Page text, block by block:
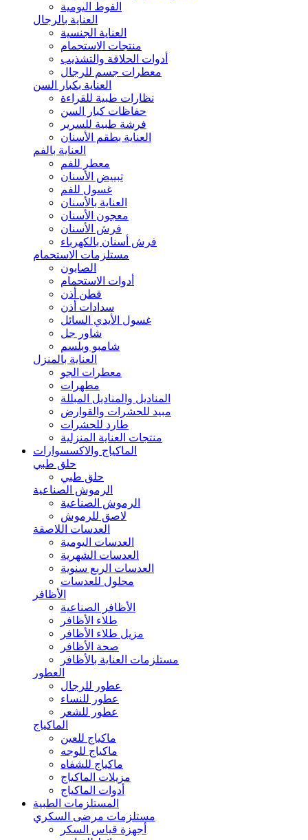
الفوط اليومية
العناية بالرجال
العناية الجنسية
منتجات الاستحمام
أدوات الحلاقة والتشذيب
معطرات جسم للرجال
العناية بكبار السن
نظارات طبية للقراءة
حفاظات كبار السن
فرشة طبية للسرير
العناية بطقم الأسنان
العناية بالفم
معطر للفم
تبييض الأسنان
غسول للفم
العناية بالأسنان
معجون الأسنان
فرش الأسنان
فرش أسنان بالكهرباء
مستلزمات الاستحمام
الصابون
أدوات الاستحمام
قطن أذن
سدادات أذن
غسول الأيدي السائل
شاور جل
شامبو وبلسم
العناية بالمنزل
معطرات الجو
مطهرات
المناديل والمناديل المبللة
مبيد للحشرات والقوارض
طارد للحشرات
منتجات العناية المنزلية
الماكياج والاكسسوارات
حلق طبي
حلق طبي
الرموش الصناعية
الرموش الصناعية
لاصق للرموش
العدسات اللاصقة
العدسات اليومية
العدسات الشهرية
العدسات الربع سنوية
محلول للعدسات
الأظافر
الأظافر الصناعية
طلاء الأظافر
مزيل طلاء الأظافر
صحة الأظافر
مستلزمات العناية بالأظافر
العطور
عطور للرجال
عطور للنساء
عطور للشعر
الماكياج
ماكياج للعين
ماكياج للوجه
ماكياج للشفاه
مزيلات الماكياج
أدوات الماكياج
المستلزمات الطبية
مستلزمات مرضى السكري
أجهزة قياس السكر